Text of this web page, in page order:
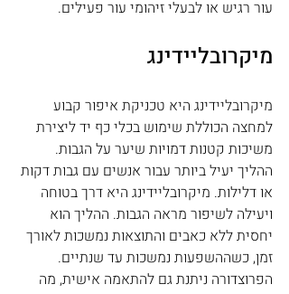
עור רגיש או לבעלי זיהומי עור פעילים.
מיקרובליידינג
מיקרובליידינג היא טכניקת איפור קבוע
למחצה הכוללת שימוש בכלי כף יד ליצירת
משיכות קטנות דמויות שיער על הגבות.
ההליך יעיל ביותר עבור אנשים עם גבות דקות
או דלילות. מיקרובליידינג היא דרך בטוחה
ויעילה לשיפור מראה הגבות. ההליך הוא
יחסית ללא כאבים והתוצאות נמשכות לאורך
זמן, כשההשפעות נמשכות עד שנתיים.
הפרוצדורה ניתנת גם להתאמה אישית, מה